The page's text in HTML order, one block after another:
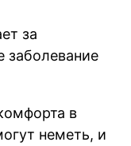
за
заболевание
в
неметь, и